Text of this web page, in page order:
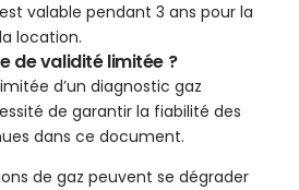
valable pendant 3 ans pour la
location.
de validité limitée ?
d’un diagnostic gaz
de garantir la fiabilité des
dans ce document.
de gaz peuvent se dégrader